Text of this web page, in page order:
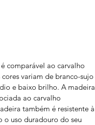
comparável ao carvalho
variam de branco-sujo
e baixo brilho. A madeira
ao carvalho
também é resistente à
o uso duradouro do seu